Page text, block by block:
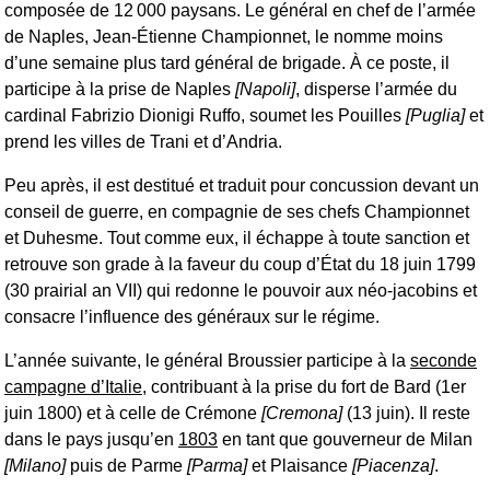
composée de 12 000 paysans. Le général en chef de l’armée
de Naples, Jean-Étienne Championnet, le nomme moins
d’une semaine plus tard général de brigade. À ce poste, il
participe à la prise de Naples [Napoli], disperse l’armée du
cardinal Fabrizio Dionigi Ruffo, soumet les Pouilles [Puglia]et
prend les villes de Trani et d’Andria.
Peu après, il est destitué et traduit pour concussion devant un
conseil de guerre, en compagnie de ses chefs Championnet
et Duhesme. Tout comme eux, il échappe à toute sanction et
retrouve son grade à la faveur du coup d’État du 18 juin 1799
(30 prairial an VII) qui redonne le pouvoir aux néo-jacobins et
consacre l’influence des généraux sur le régime.
L’année suivante, le général Broussier participe à la seconde
campagne d’Italie, contribuant à la prise du fort de Bard (1er
juin 1800) et à celle de Crémone [Cremona](13 juin). Il reste
dans le pays jusqu’en 1803 en tant que gouverneur de Milan
[Milano]puis de Parme [Parma]et Plaisance [Piacenza].